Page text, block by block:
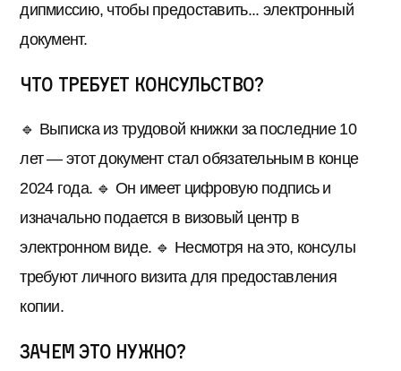
дипмиссию, чтобы предоставить... электронный
документ.
Что требует консульство?
🔹 Выписка из трудовой книжки за последние 10
лет — этот документ стал обязательным в конце
2024 года. 🔹 Он имеет цифровую подпись и
изначально подается в визовый центр в
электронном виде. 🔹 Несмотря на это, консулы
требуют личного визита для предоставления
копии.
Зачем это нужно?